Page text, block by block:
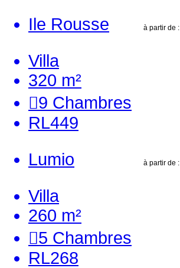
à partir de :
Ile Rousse
Villa
320 m²
9 Chambres
RL449
à partir de :
Lumio
Villa
260 m²
5 Chambres
RL268